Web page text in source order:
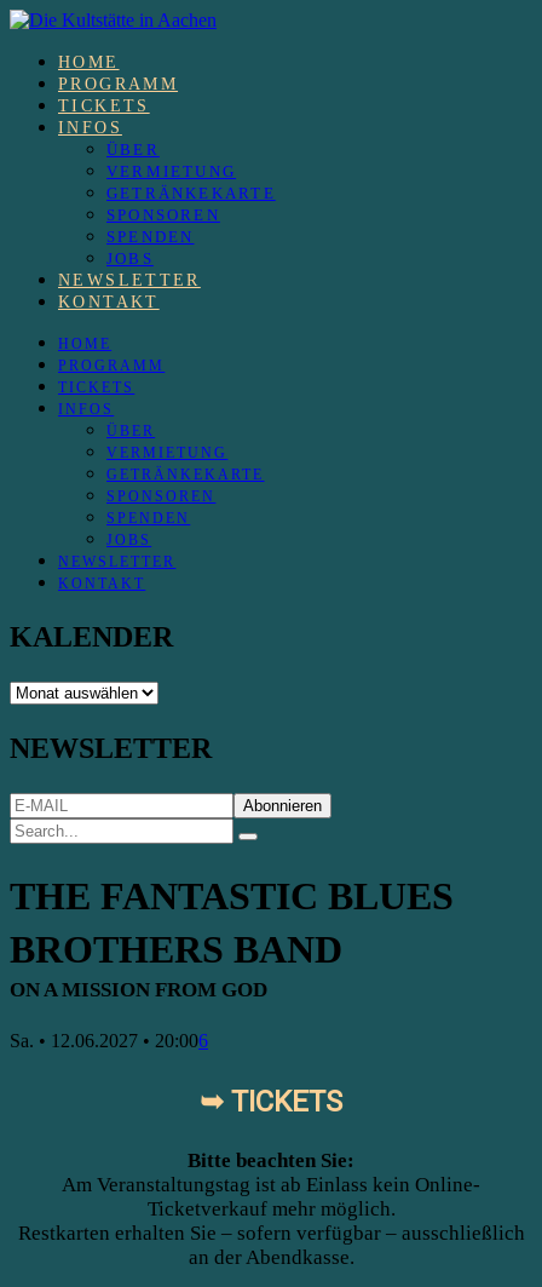
HOME
PROGRAMM
TICKETS
INFOS
ÜBER
VERMIETUNG
GETRÄNKEKARTE
SPONSOREN
SPENDEN
JOBS
NEWSLETTER
KONTAKT
HOME
PROGRAMM
TICKETS
INFOS
ÜBER
VERMIETUNG
GETRÄNKEKARTE
SPONSOREN
SPENDEN
JOBS
NEWSLETTER
KONTAKT
KALENDER
KALENDER
NEWSLETTER
THE FANTASTIC BLUES
BROTHERS BAND
ON A MISSION FROM GOD
Sa. • 12.06.2027 • 20:006
➥ TICKETS
Bitte beachten Sie:
Am Veranstaltungstag ist ab Einlass kein Online-
Ticketverkauf mehr möglich.
Restkarten erhalten Sie – sofern verfügbar – ausschließlich
an der Abendkasse.